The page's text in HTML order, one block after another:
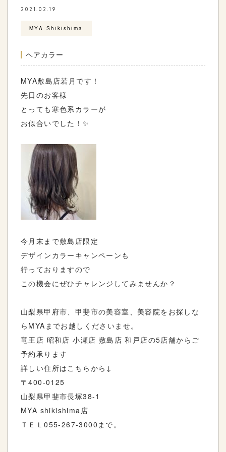
2021.02.19
MYA Shikishima
ヘアカラー
MYA敷島店若月です！
先日のお客様
とっても寒色系カラーが
お似合いでした！✨
今月末まで敷島店限定
デザインカラーキャンペーンも
行っておりますので
この機会にぜひチャレンジしてみませんか？
山梨県甲府市、甲斐市の美容室、美容院をお探しな
ら MYA までお越しくださいませ。
竜王店 昭和店 小瀬店 敷島店 和戸店の5店舗からご
予約承ります
詳しい住所はこちらから ↓
〒400-0125
山梨県甲斐市長塚38-1
MYA shikishima店
ＴＥＬ055-267-3000 まで。